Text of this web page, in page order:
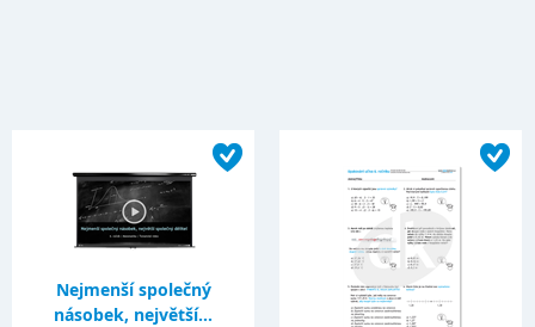
Nejmenší společný
násobek, největší...